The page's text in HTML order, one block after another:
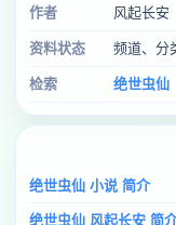
作者 风起长安
资料状态 频道、分
检索 绝世虫仙
绝世虫仙 小说 简介
绝世虫仙 风起长安 简